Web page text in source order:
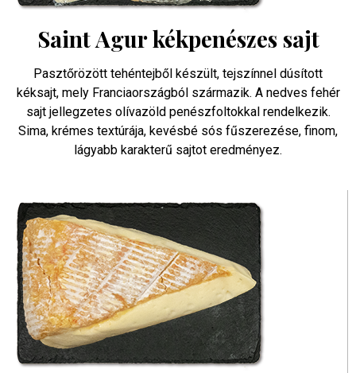
Saint Agur kékpenészes sajt
Pasztőrözött tehéntejből készült, tejszínnel dúsított
kéksajt, mely Franciaországból származik. A nedves fehér
sajt jellegzetes olívazöld penészfoltokkal rendelkezik.
Sima, krémes textúrája, kevésbé sós fűszerezése, finom,
lágyabb karakterű sajtot eredményez.